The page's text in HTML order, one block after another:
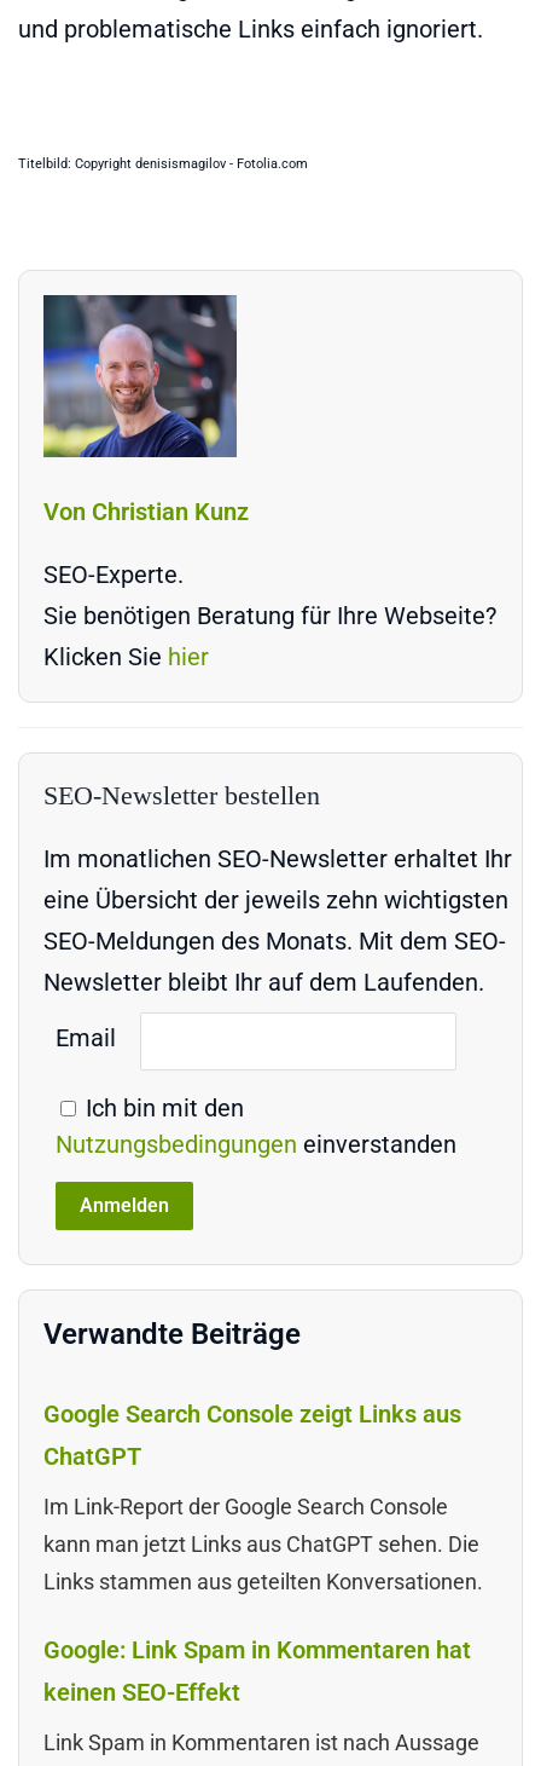
und problematische Links einfach ignoriert.
Titelbild: Copyright denisismagilov - Fotolia.com
Von Christian Kunz
SEO-Experte.
Sie benötigen Beratung für Ihre Webseite?
Klicken Sie hier
SEO-Newsletter bestellen
Im monatlichen SEO-Newsletter erhaltet Ihr
eine Übersicht der jeweils zehn wichtigsten
SEO-Meldungen des Monats. Mit dem SEO-
Newsletter bleibt Ihr auf dem Laufenden.
Email
Ich bin mit den
Nutzungsbedingungen einverstanden
Verwandte Beiträge
Google Search Console zeigt Links aus
ChatGPT
Im Link-Report der Google Search Console
kann man jetzt Links aus ChatGPT sehen. Die
Links stammen aus geteilten Konversationen.
Google: Link Spam in Kommentaren hat
keinen SEO-Effekt
Link Spam in Kommentaren ist nach Aussage